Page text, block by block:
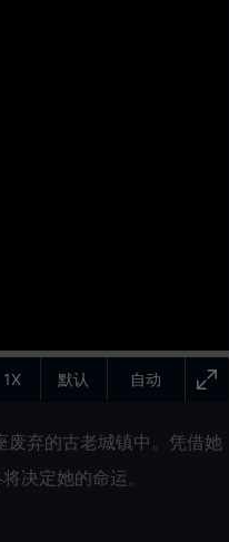
自动
1X 默认
弃的古老城镇中。凭借她
决定她的命运。